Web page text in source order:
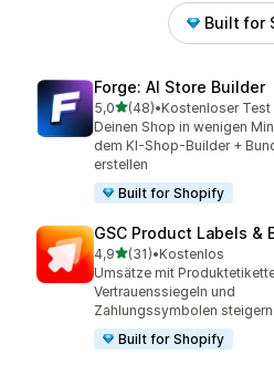
Built for
Forge: AI Store Builder
5,0von 5 Sternen
(48)
48 Rezensionen insgesamt
•Kostenloser
Deinen Shop in wenigen
dem KI-Shop-Builder +
erstellen
Built for Shopify
GSC Product Labels &
4,9von 5 Sternen
(31)
31 Rezensionen insgesamt
•Kostenlos
Umsätze mit
Vertrauenssiegeln und
Zahlungssymbolen steigern
Built for Shopify